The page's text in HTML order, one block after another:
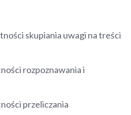
skupiania uwagi na treści
rozpoznawania i
przeliczania